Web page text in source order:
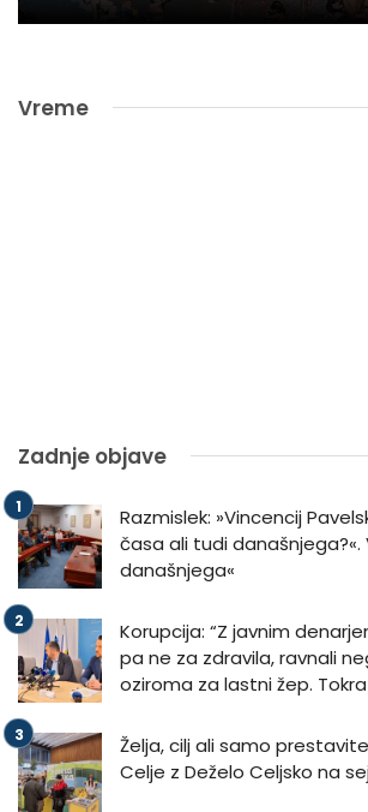
Vreme
Zadnje objave
Razmislek: »Vincencij
časa ali tudi današnjega?«.
današnjega«
Korupcija: “Z javnim
pa ne za zdravila, ravnali
oziroma za lastni žep.
Želja, cilj ali samo
Celje z Deželo Celjsko na